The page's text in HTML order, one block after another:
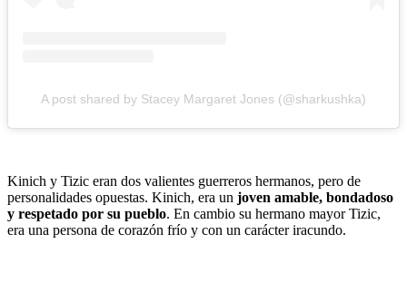
A post shared by Stacey Margaret Jones (@sharkushka)
Kinich y Tizic eran dos valientes guerreros hermanos, pero de
personalidades opuestas. Kinich, era un joven amable, bondadoso
y respetado por su pueblo. En cambio su hermano mayor Tizic,
era una persona de corazón frío y con un carácter iracundo.